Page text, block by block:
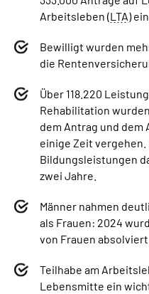
Arbeitsleben (LTA) ein.
Bewilligt wurden
die
Über 118.220
Rehabilitation
dem Antrag und dem
einige Zeit
Bildungsleistungen
zwei Jahre.
Männer nahmen
als Frauen: 2024
von Frauen absolviert.
Teilhabe am
Lebensmitte ein